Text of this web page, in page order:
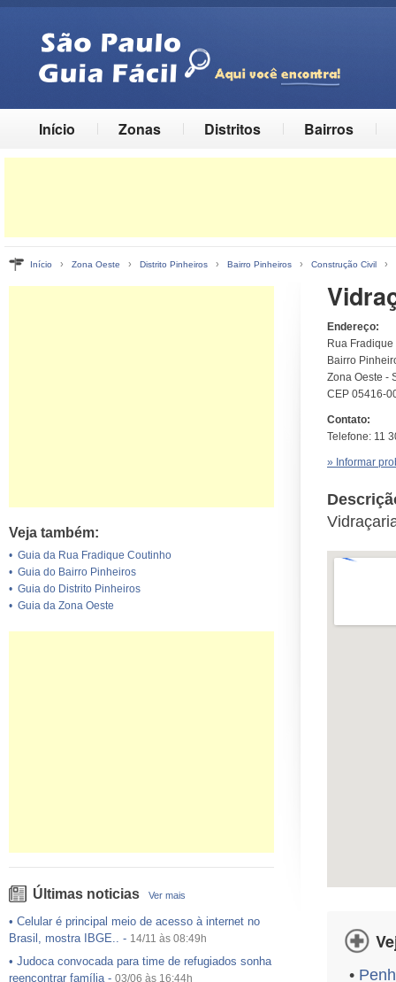
Início Zonas Distritos Bairros
Início › Zona Oeste › Distrito Pinheiros › Bairro Pinheiros › Construção Civil ›
Veja também:
• Guia da Rua Fradique Coutinho
• Guia do Bairro Pinheiros
• Guia do Distrito Pinheiros
• Guia da Zona Oeste
Últimas noticias Ver mais
• Celular é principal meio de acesso à internet no
Brasil, mostra IBGE.. - 14/11 às 08:49h
• Judoca convocada para time de refugiados sonha
reencontrar família- 03/06 às 16:44h
Endereço:
Rua
Bairro
Zona Oeste -
CEP 05416-
Contato:
Telefone: 11
» Informar
•